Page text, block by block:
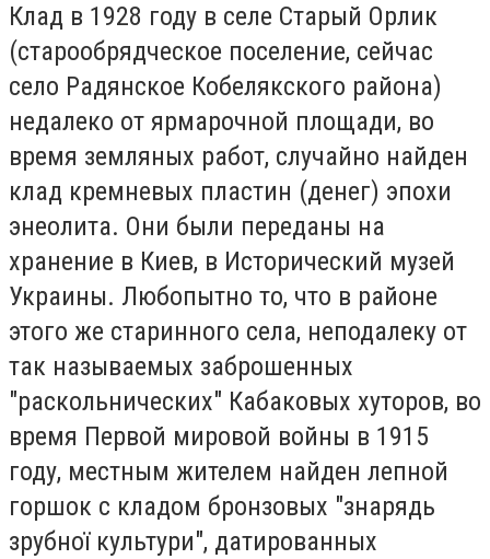
Клад в 1928 году в селе Старый Орлик
(старообрядческое поселение, сейчас
село Радянское Кобелякского района)
недалеко от ярмарочной площади, во
время земляных работ, случайно найден
клад кремневых пластин (денег) эпохи
энеолита. Они были переданы на
хранение в Киев, в Исторический музей
Украины. Любопытно то, что в районе
этого же старинного села, неподалеку от
так называемых заброшенных
"раскольнических" Кабаковых хуторов, во
время Первой мировой войны в 1915
году, местным жителем найден лепной
горшок с кладом бронзовых "знарядь
зрубної культури", датированных